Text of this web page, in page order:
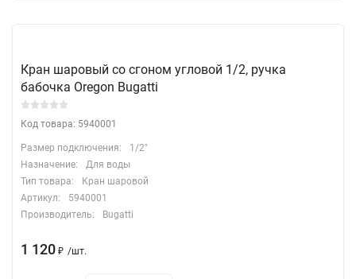
Кран шаровый со сгоном угловой 1/2, ручка
бабочка Oregon Bugatti
Код товара: 5940001
Размер подключения:
1/2"
Назначение:
Для воды
Тип товара:
Кран шаровой
Артикул:
5940001
Производитель:
Bugatti
1 120 ₽ /шт.